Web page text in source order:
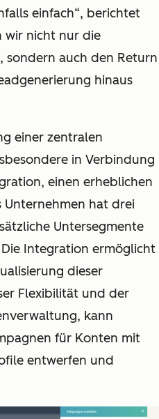
einfach“, berichtet
wir nicht nur die
sondern auch den Return
hinaus
einer zentralen
in Verbindung
einen erheblichen
Unternehmen hat drei
Untersegmente
Integration ermöglicht
dieser
Flexibilität und der
kann
für Konten mit
entwerfen und